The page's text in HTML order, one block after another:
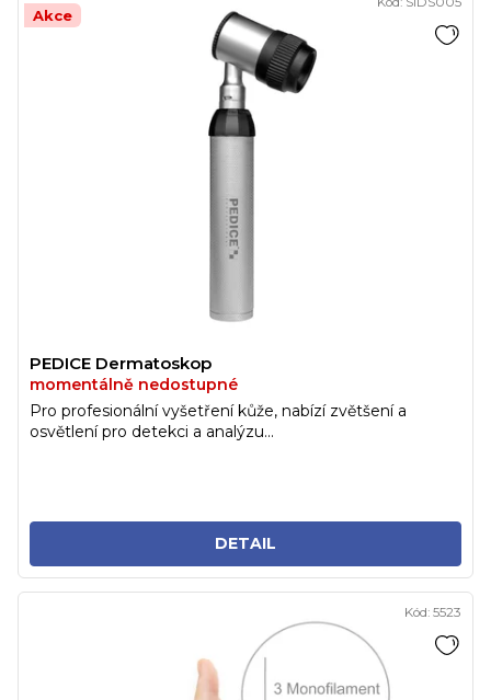
Akce
PEDICE Dermatoskop
momentálně nedostupné
DETAIL
Pro profesionální vyšetření kůže, nabízí zvětšení a
osvětlení pro detekci a analýzu...
Kód: 5523